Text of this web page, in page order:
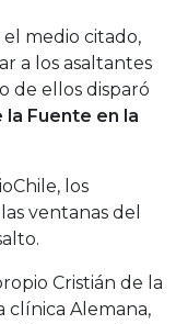
medio citado,
a los asaltantes
de ellos disparó
la Fuente en la
los
ventanas del
Cristián de la
clínica Alemana,